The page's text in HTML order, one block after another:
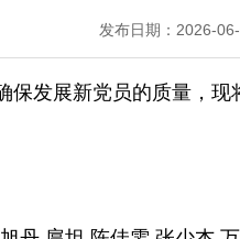
发布日期：2026-
发展新党员的质量，现